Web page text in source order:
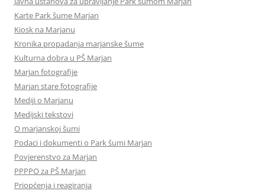
Karte Park šume Marjan
Kiosk na Marjanu
Kronika propadanja marjanske šume
Kulturna dobra u PŠ Marjan
Marjan fotografije
Marjan stare fotografije
Mediji o Marjanu
Medijski tekstovi
O marjanskoj šumi
Podaci i dokumenti o Park šumi Marjan
Povjerenstvo za Marjan
PPPPO za PŠ Marjan
Priopćenja i reagiranja